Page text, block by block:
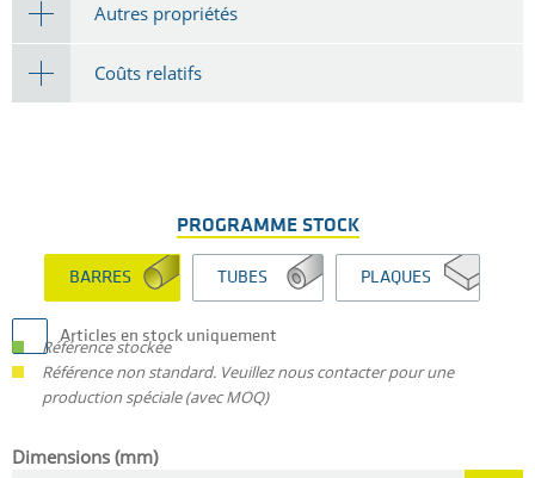
Autres propriétés
Coûts relatifs
PROGRAMME STOCK
BARRES TUBES PLAQUES
Articles en stock uniquement
Référence stockée
Référence non standard. Veuillez nous contacter pour une
production spéciale (avec MOQ)
Dimensions (mm)